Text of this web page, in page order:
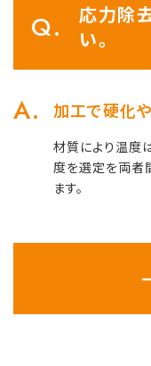
応力除
い。
加工で硬化
材質により温度
度を選定を両者
ます。